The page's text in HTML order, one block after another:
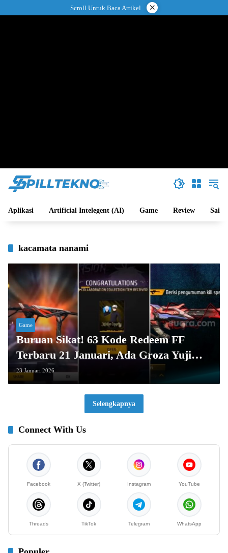
ke
Scroll Untuk Baca Artikel ×
Aplikasi Artificial Intelegent (AI) Game Review Sains
kacamata nanami
Game
Buruan Sikat! 63 Kode Redeem FF
Terbaru 21 Januari, Ada Groza Yuji
Itadori, MP40, dan Item Jujutsu
23 Januari 2026
Selengkapnya
Connect With Us
Facebook X (Twitter) Instagram YouTube
Threads TikTok Telegram WhatsApp